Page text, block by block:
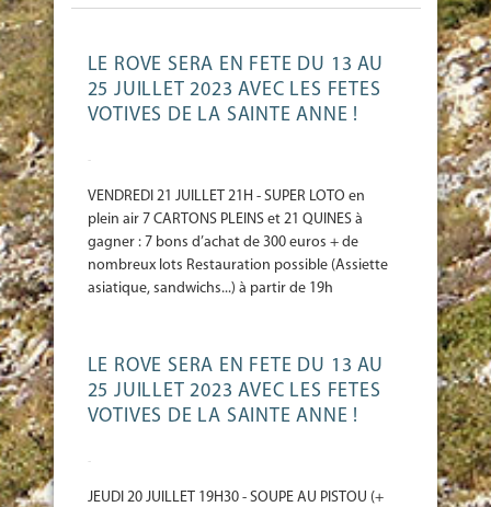
LE ROVE SERA EN FETE DU 13 AU
25 JUILLET 2023 AVEC LES FETES
VOTIVES DE LA SAINTE ANNE !
-
VENDREDI 21 JUILLET 21H - SUPER LOTO en
plein air 7 CARTONS PLEINS et 21 QUINES à
gagner : 7 bons d’achat de 300 euros + de
nombreux lots Restauration possible (Assiette
asiatique, sandwichs...) à partir de 19h
LE ROVE SERA EN FETE DU 13 AU
25 JUILLET 2023 AVEC LES FETES
VOTIVES DE LA SAINTE ANNE !
-
JEUDI 20 JUILLET 19H30 - SOUPE AU PISTOU (+